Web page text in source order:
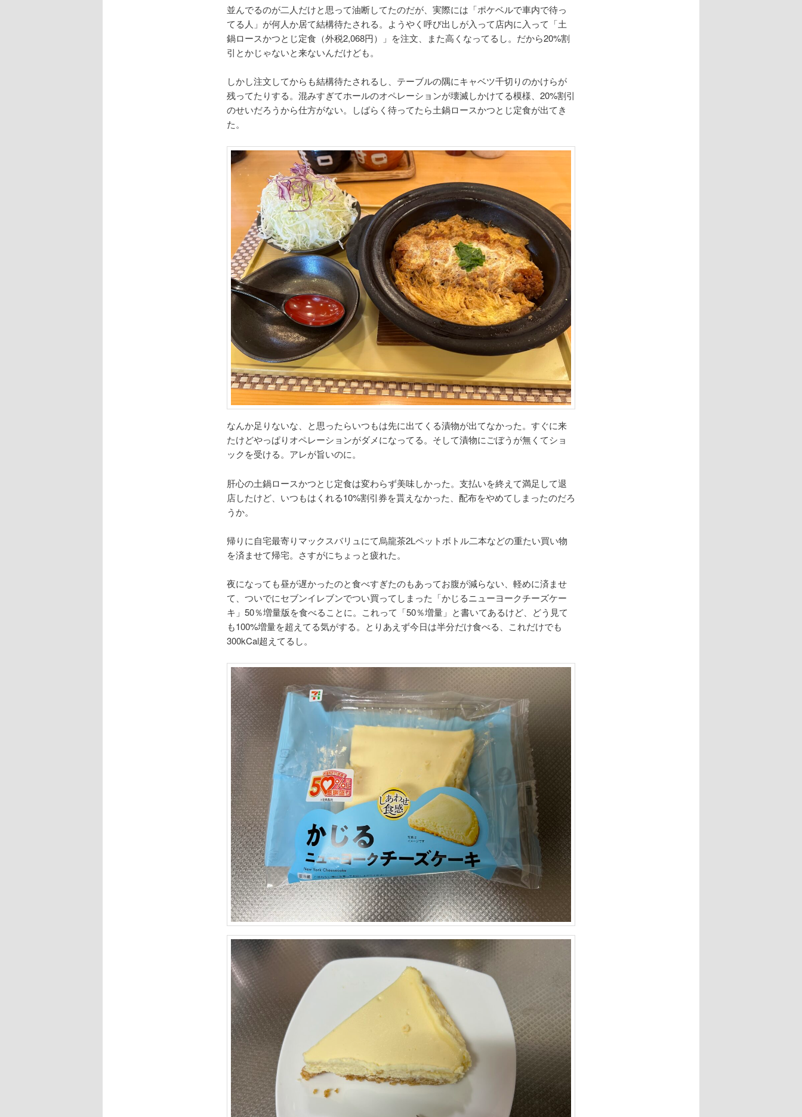
並んでるのが二人だけと思って油断してたのだが、実際には「ポケベルで車内で待っ
てる人」が何人か居て結構待たされる。ようやく呼び出しが入って店内に入って「土
鍋ロースかつとじ定食（外税2,068円）」を注文、また高くなってるし。だから20%割
引とかじゃないと来ないんだけども。
しかし注文してからも結構待たされるし、テーブルの隅にキャベツ千切りのかけらが
残ってたりする。混みすぎてホールのオペレーションが壊滅しかけてる模様、20%割引
のせいだろうから仕方がない。しばらく待ってたら土鍋ロースかつとじ定食が出てき
た。
なんか足りないな、と思ったらいつもは先に出てくる漬物が出てなかった。すぐに来
たけどやっぱりオペレーションがダメになってる。そして漬物にごぼうが無くてショ
ックを受ける。アレが旨いのに。
肝心の土鍋ロースかつとじ定食は変わらず美味しかった。支払いを終えて満足して退
店したけど、いつもはくれる10%割引券を貰えなかった、配布をやめてしまったのだろ
うか。
帰りに自宅最寄りマックスバリュにて烏龍茶2Lペットボトル二本などの重たい買い物
を済ませて帰宅。さすがにちょっと疲れた。
夜になっても昼が遅かったのと食べすぎたのもあってお腹が減らない、軽めに済ませ
て、ついでにセブンイレブンでつい買ってしまった「かじるニューヨークチーズケー
キ」50％増量版を食べることに。これって「50％増量」と書いてあるけど、どう見て
も100%増量を超えてる気がする。とりあえず今日は半分だけ食べる、これだけでも
300kCal超えてるし。